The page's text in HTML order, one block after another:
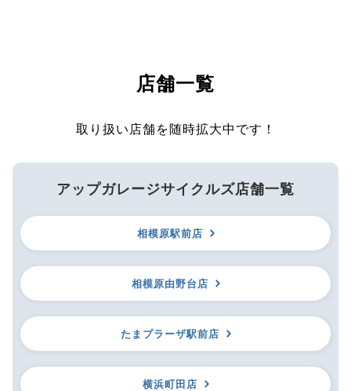
店舗一覧
取り扱い店舗を随時拡大中です！
アップガレージサイクルズ店舗一覧
相模原駅前店
相模原由野台店
たまプラーザ駅前店
横浜町田店